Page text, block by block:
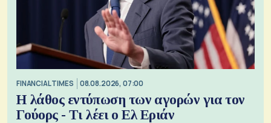
FINANCIAL TIMES 08.08.2026, 07:00
Η λάθος εντύπωση των αγορών για τον
Γούορς - Τι λέει ο Ελ Εριάν